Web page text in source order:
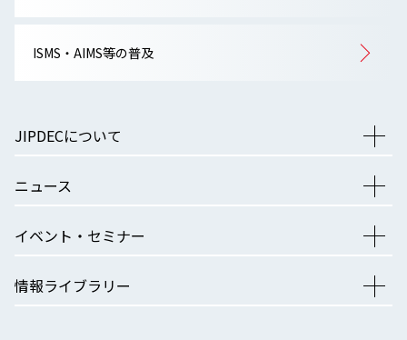
ISMS・AIMS等の普及
JIPDECについて
ニュース
イベント・セミナー
情報ライブラリー